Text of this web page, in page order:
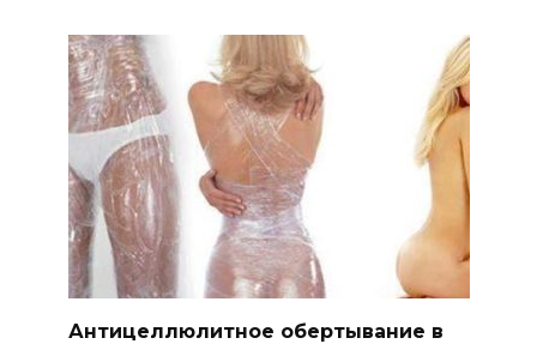
Антицеллюлитное обертывание в